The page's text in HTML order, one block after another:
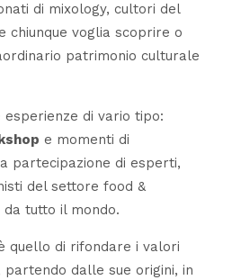
di mixology, cultori del
chiunque voglia scoprire o
patrimonio culturale
di vario tipo:
e momenti di
partecipazione di esperti,
del settore food &
tutto il mondo.
quello di rifondare i valori
partendo dalle sue origini, in